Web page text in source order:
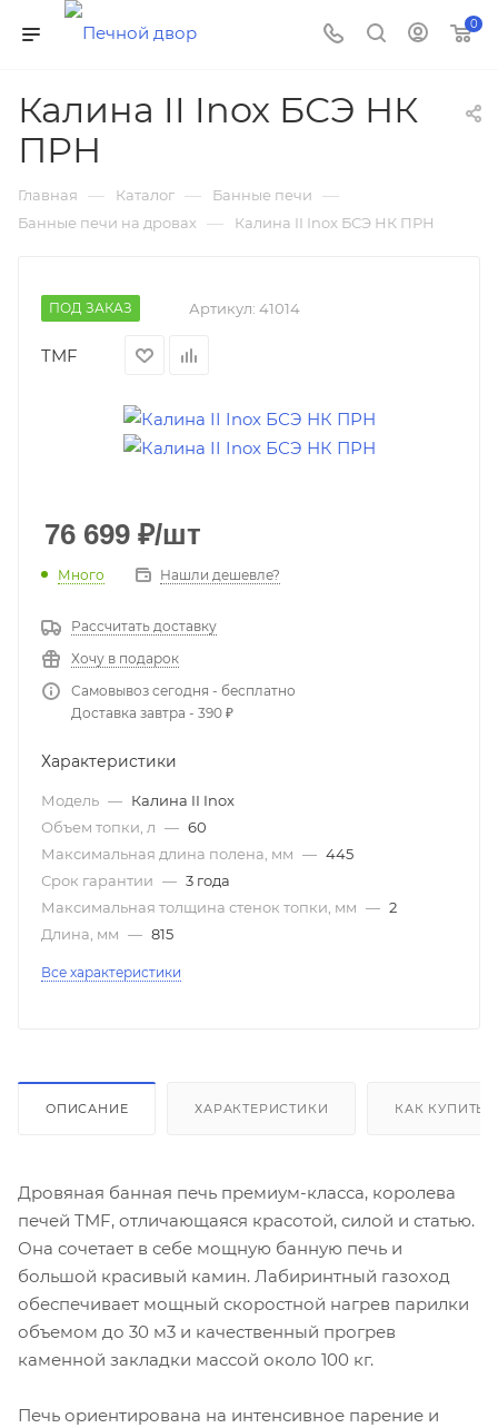
0
Калина II Inox БСЭ НК
ПРН
Главная — Каталог — Банные печи —
Банные печи на дровах — Калина II Inox БСЭ НК ПРН
ПОД ЗАКАЗ Артикул: 41014
TMF
76 699 ₽/шт
Много Нашли дешевле?
Рассчитать доставку
Хочу в подарок
Самовывоз сегодня - бесплатно
Доставка завтра - 390 ₽
Характеристики
Модель — Калина II Inox
Объем топки, л — 60
Максимальная длина полена, мм — 445
Срок гарантии — 3 года
Максимальная толщина стенок топки, мм — 2
Длина, мм — 815
Все характеристики
ОПИСАНИЕ ХАРАКТЕРИСТИКИ КАК КУПИТЬ
Дровяная банная печь премиум-класса, королева
печей TMF, отличающаяся красотой, силой и статью.
Она сочетает в себе мощную банную печь и
большой красивый камин. Лабиринтный газоход
обеспечивает мощный скоростной нагрев парилки
объемом до 30 м3 и качественный прогрев
каменной закладки массой около 100 кг.
Печь ориентирована на интенсивное парение и